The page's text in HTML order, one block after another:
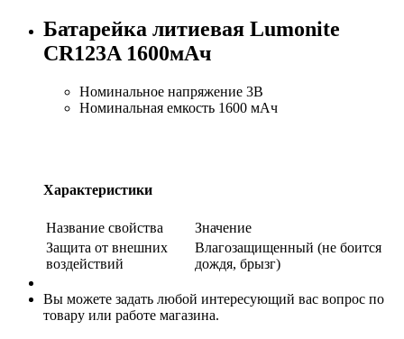
Батарейка литиевая Lumonite
CR123A 1600мАч
Номинальное напряжение 3В
Номинальная емкость 1600 мАч
Характеристики
Название свойства
Значение
Защита от внешних
воздействий
Влагозащищенный (не боится
дождя, брызг)
Вы можете задать любой интересующий вас вопрос по
товару или работе магазина.